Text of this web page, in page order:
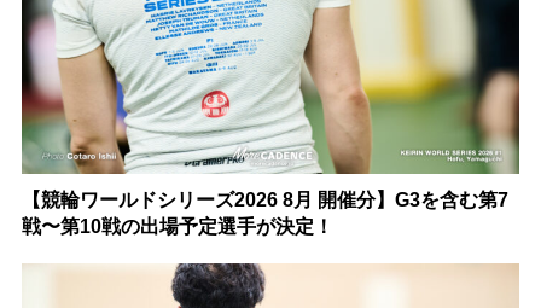
【競輪ワールドシリーズ2026 8月 開催分】G3を含む第7
戦〜第10戦の出場予定選手が決定！